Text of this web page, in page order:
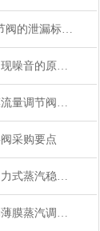
乐控仪表分享“调节阀的泄漏标准”
气动比例调节阀出现噪音的原因及解决方法分享
一文与您分享薄膜流量调节阀的正确安装步骤
采购要点
不知道如何拆卸自力式蒸汽稳压阀？进来看
乐控仪表分享气动薄膜蒸汽调节阀常规工况的解决方案